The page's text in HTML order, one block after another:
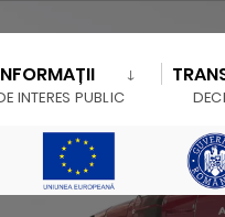
INTERES PUBLIC